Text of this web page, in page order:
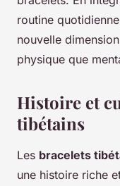
routine
nouvelle
physique que
Histoire et
tibétains
Les bracelets
une histoire riche